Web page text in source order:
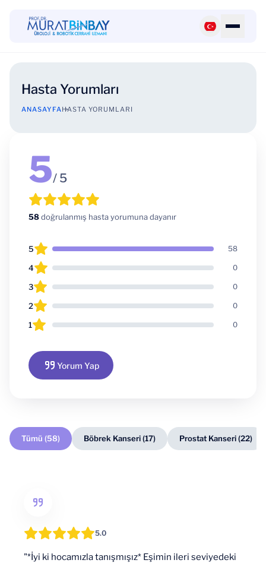
Hasta Yorumları
ANASAYFAHASTA YORUMLARI
5/ 5
58doğrulanmış hasta yorumuna dayanır
5 58
4 0
3 0
2 0
1 0
Yorum Yap
Tümü (58) Böbrek Kanseri (17) Prostat Kanseri (22)
5.0
"*İyi ki hocamızla tanışmışız* Eşimin ileri seviyedeki